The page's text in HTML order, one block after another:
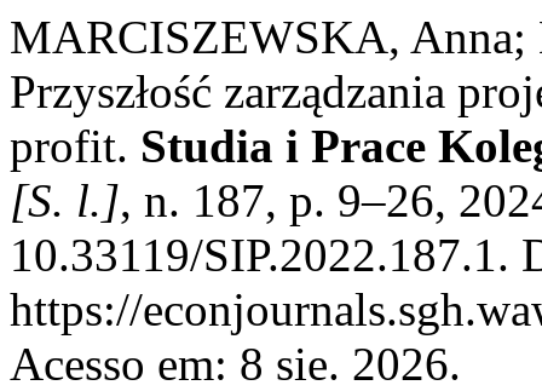
MARCISZEWSKA,
Przyszłość zarządzania
profit. Studia i Prace
[S. l.], n. 187, p. 9–26,
10.33119/SIP.2022.187.1.
https://
Acesso em: 8 sie. 2026.